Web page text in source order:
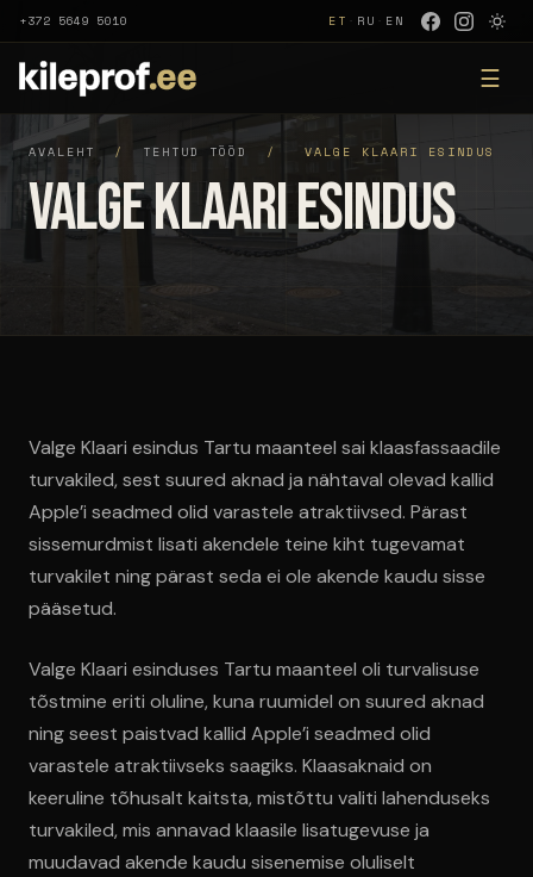
+372 5649 5010 ET · RU · EN
☰
AVALEHT / TEHTUD TÖÖD / VALGE KLAARI ESINDUS
Valge Klaari esindus
Valge Klaari esindus Tartu maanteel sai klaasfassaadile
turvakiled, sest suured aknad ja nähtaval olevad kallid
Apple’i seadmed olid varastele atraktiivsed. Pärast
sissemurdmist lisati akendele teine kiht tugevamat
turvakilet ning pärast seda ei ole akende kaudu sisse
pääsetud.
Valge Klaari esinduses Tartu maanteel oli turvalisuse
tõstmine eriti oluline, kuna ruumidel on suured aknad
ning seest paistvad kallid Apple’i seadmed olid
varastele atraktiivseks saagiks. Klaasaknaid on
keeruline tõhusalt kaitsta, mistõttu valiti lahenduseks
turvakiled, mis annavad klaasile lisatugevuse ja
muudavad akende kaudu sisenemise oluliselt